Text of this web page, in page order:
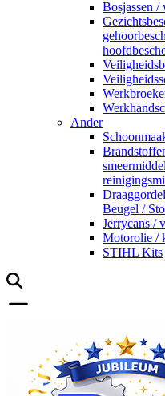
Bosjassen /
Ander
Beugel /
Jerrycans /
Motorolie /
STIHL Kits